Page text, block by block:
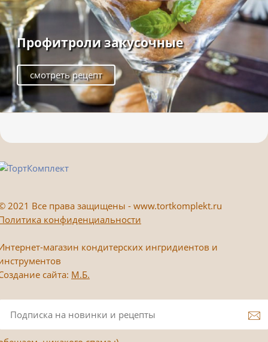
Профитроли закусочные
смотреть рецепт
2021 Все права защищены - www.tortkomplekt.ru
конфиденциальности
магазин кондитерских ингридиентов и
сайта: М.Б.